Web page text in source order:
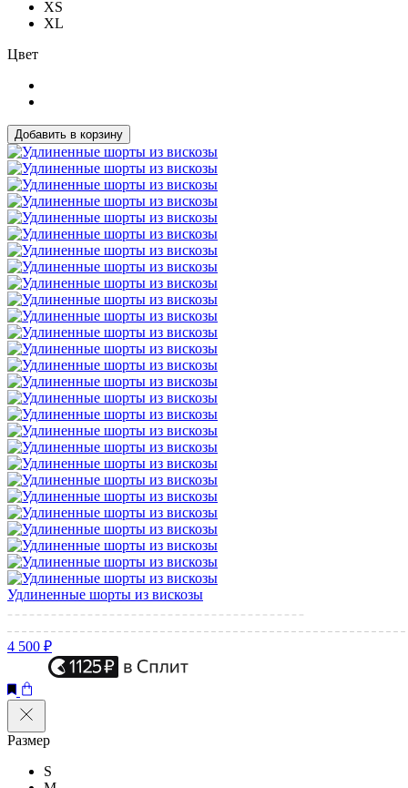
XS
XL
Цвет
Добавить в корзину
Удлиненные шорты из вискозы
4 500 ₽
Размер
S